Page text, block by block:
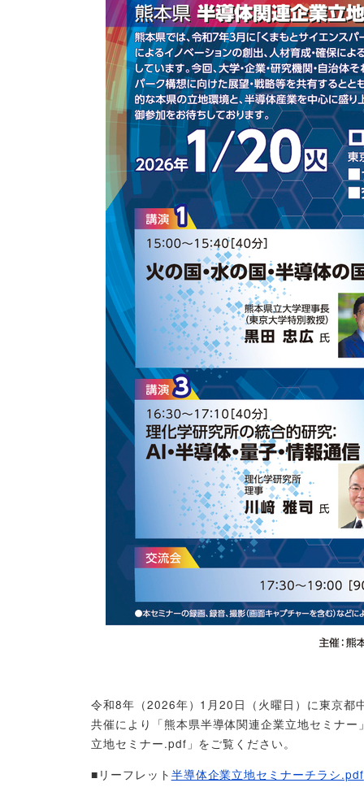
令和8年（2026年）1月20日（火曜日）に東京都
共催により「熊本県半導体関連企業立地セミナ
立地セミナー.pdf」をご覧ください。
■リーフレット 半導体企業立地セミナーチラシ.pdf